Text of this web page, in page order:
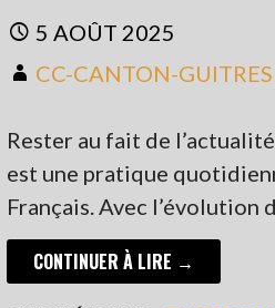
5 AOÛT 2025
CC-CANTON-GUITRES
Rester au fait de
est une pratique
Français. Avec l’évolution
CONTINUER À LIRE →